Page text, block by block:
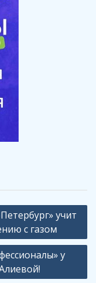
учит
с газом
у